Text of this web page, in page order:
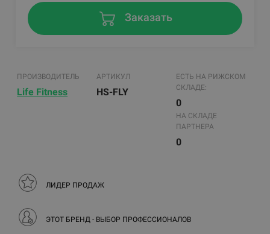
Заказать
ПРОИЗВОДИТЕЛЬ
Life Fitness
АРТИКУЛ
HS-FLY
ЕСТЬ НА РИЖСКОМ
СКЛАДЕ:
0
НА СКЛАДЕ
ПАРТНЕРА
0
ЛИДЕР ПРОДАЖ
ЭТОТ БРЕНД - ВЫБОР ПРОФЕССИОНАЛОВ